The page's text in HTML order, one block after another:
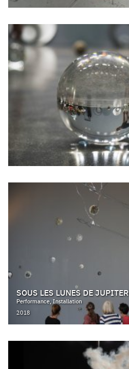
SOUS LES LUNES DE JUPITER
Performance, Installation
2018